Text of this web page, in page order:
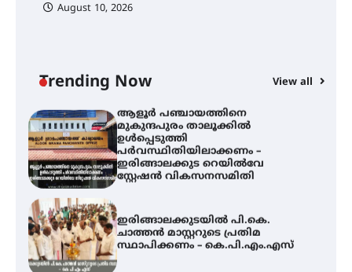
August 10, 2026
Trending Now View all
ആളൂർ പഞ്ചായത്തിനെ
മുകുന്ദപുരം താലൂക്കിൽ
ഉൾപ്പെടുത്തി
പർവസ്ഥിതിയിലാക്കണം –
ഇരിങ്ങാലക്കുട റെയിൽവേ
സ്റ്റേഷൻ വികസനസമിതി
ഇരിങ്ങാലക്കുടയിൽ പി.കെ.
ചാത്തൻ മാസ്റ്ററുടെ പ്രതിമ
സ്ഥാപിക്കണം – കെ.പി.എം.എസ്